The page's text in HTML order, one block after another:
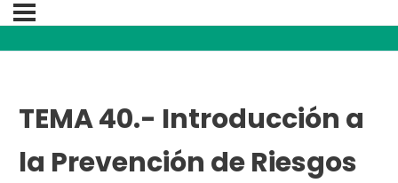
TEMA 40.- Introducción a
la Prevención de Riesgos